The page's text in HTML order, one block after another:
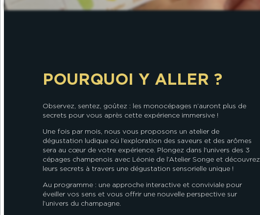
POURQUOI Y ALLER ?
Observez, sentez, goûtez : les monocépages n’auront plus de
secrets pour vous après cette expérience immersive !
Une fois par mois, nous vous proposons un atelier de
dégustation ludique où l’exploration des saveurs et des arômes
sera au cœur de votre expérience. Plongez dans l'univers des 3
cépages champenois avec Léonie de l’Atelier Songe et découvrez
leurs secrets à travers une dégustation sensorielle unique !
Au programme : une approche interactive et conviviale pour
éveiller vos sens et vous offrir une nouvelle perspective sur
l’univers du champagne.